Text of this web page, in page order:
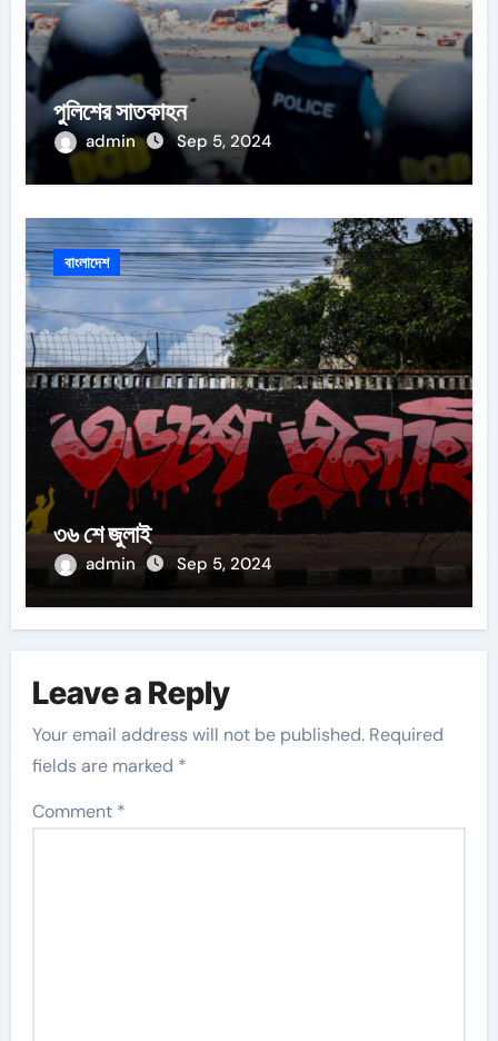
পুলিশের সাতকাহন
admin Sep 5, 2024
বাংলাদেশ
৩৬ শে জুলাই
admin Sep 5, 2024
Leave a Reply
Your email address will not be published. Required
fields are marked *
Comment *